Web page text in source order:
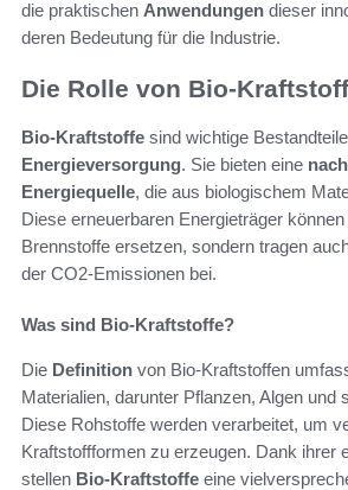
die praktischen Anwendungen dieser
deren Bedeutung für die Industrie.
Die Rolle von Bio-
Bio-Kraftstoffe sind wichtige
Energieversorgung. Sie bieten eine
Energiequelle, die aus biologischem
Diese erneuerbaren Energieträger
Brennstoffe ersetzen, sondern tragen
der CO2-Emissionen bei.
Was sind Bio-Kraftstoffe?
Die Definition von Bio-Kraftstoffen
Materialien, darunter Pflanzen, Algen und
Diese Rohstoffe werden verarbeitet, um
Kraftstoffformen zu erzeugen. Dank ihrer
stellen Bio-Kraftstoffe eine